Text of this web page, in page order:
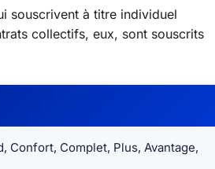
souscrivent à titre individuel
collectifs, eux, sont souscrits
Confort, Complet, Plus, Avantage,